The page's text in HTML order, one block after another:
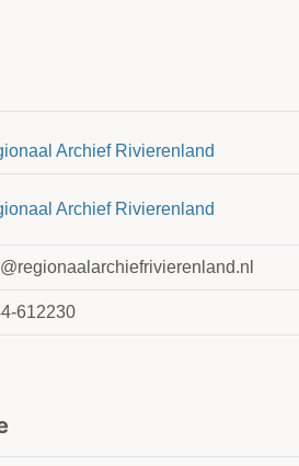
Archief Rivierenland
Archief Rivierenland
612230